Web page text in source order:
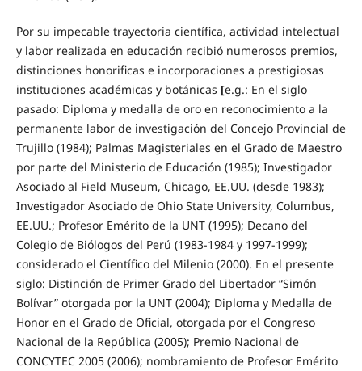
Por su impecable trayectoria científica, actividad intelectual
y labor realizada en educación recibió numerosos premios,
distin­ciones honorificas e incorporaciones a prestigiosas
instituciones académicas y botánicas [e.g.: En el siglo
pasado: Diploma y medalla de oro en reconocimiento a la
permanente labor de investigación del Concejo Provincial de
Trujillo (1984); Palmas Magisteriales en el Grado de Maestro
por parte del Ministerio de Educación (1985); Investigador
Asociado al Field Museum, Chicago, EE.UU. (desde 1983);
Investigador Asociado de Ohio State University, Columbus,
EE.UU.; Profesor Emérito de la UNT (1995); Decano del
Colegio de Biólogos del Perú (1983-1984 y 1997-1999);
considerado el Científico del Mi­lenio (2000). En el presente
siglo: Distinción de Primer Grado del Libertador “Simón
Bolívar” otorgada por la UNT (2004); Diploma y Medalla de
Honor en el Grado de Oficial, otorgada por el Congreso
Nacional de la República (2005); Premio Nacio­nal de
CONCYTEC 2005 (2006); nombramiento de Profesor Emérito